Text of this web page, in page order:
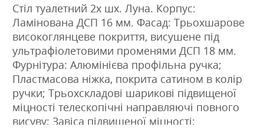
Стіл туалетний 2х шх. Луна. Корпус:
Ламінована ДСП 16 мм. Фасад: Трьохшарове
високоглянцеве покриття, висушене під
ультрафіолетовими променями ДСП 18 мм.
Фурнітура: Алюмінієва профільна ручка;
Пластмасова ніжка, покрита сатином в колір
ручки; Трьохскладові шарикові підвищеної
міцності телескопічні направляючі повного
висуву; Завіса підвищеної міцності;